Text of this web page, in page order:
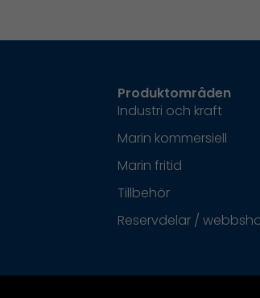
Produktområden
Industri och kraft
Marin kommersiell
Marin fritid
Tillbehör
Reservdelar /